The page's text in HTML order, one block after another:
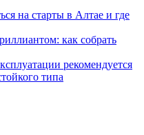
на старты в Алтае и где
как собрать
рекомендуется
типа